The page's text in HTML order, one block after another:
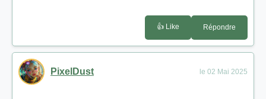
👍 Like Répondre
PixelDust le 02 Mai 2025